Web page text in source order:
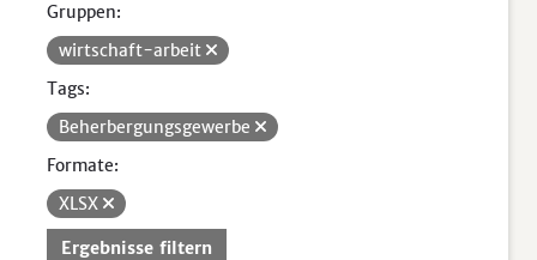
Gruppen:
wirtschaft-arbeit
Tags:
Beherbergungsgewerbe
Formate:
XLSX
Ergebnisse filtern